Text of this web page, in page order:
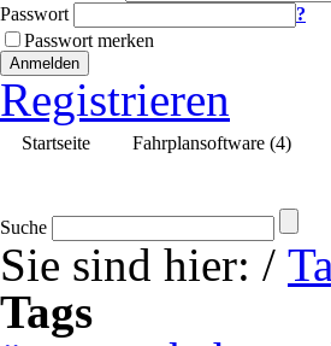
Passwort
?
Passwort merken
Anmelden
Registrieren
Startseite Fahrplansoftware (4)
Suche
Sie sind hier: /
Tags